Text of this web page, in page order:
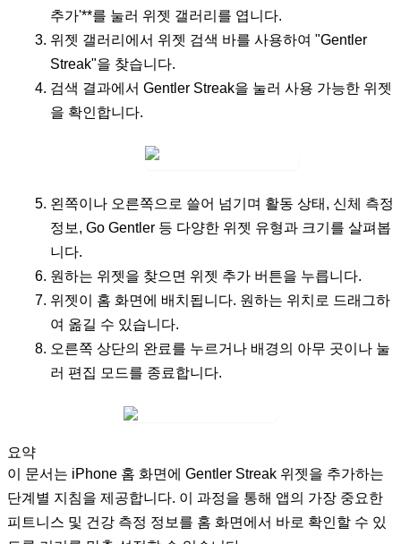
추가'**를 눌러 위젯 갤러리를 엽니다.
위젯 갤러리에서 위젯 검색 바를 사용하여 "Gentler
Streak"을 찾습니다.
검색 결과에서 Gentler Streak을 눌러 사용 가능한 위젯
을 확인합니다.
왼쪽이나 오른쪽으로 쓸어 넘기며 활동 상태, 신체 측정
정보, Go Gentler 등 다양한 위젯 유형과 크기를 살펴봅
니다.
원하는 위젯을 찾으면 위젯 추가 버튼을 누릅니다.
위젯이 홈 화면에 배치됩니다. 원하는 위치로 드래그하
여 옮길 수 있습니다.
오른쪽 상단의 완료를 누르거나 배경의 아무 곳이나 눌
러 편집 모드를 종료합니다.
요약
이 문서는 iPhone 홈 화면에 Gentler Streak 위젯을 추가하는
단계별 지침을 제공합니다. 이 과정을 통해 앱의 가장 중요한
피트니스 및 건강 측정 정보를 홈 화면에서 바로 확인할 수 있